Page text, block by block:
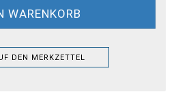
DEN MERKZETTEL